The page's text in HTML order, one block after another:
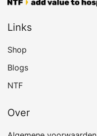
Links
Shop
Blogs
NTF
Over